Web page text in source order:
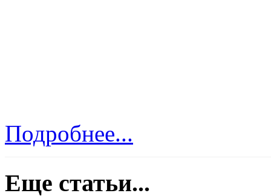
Подробнее...
Еще статьи...